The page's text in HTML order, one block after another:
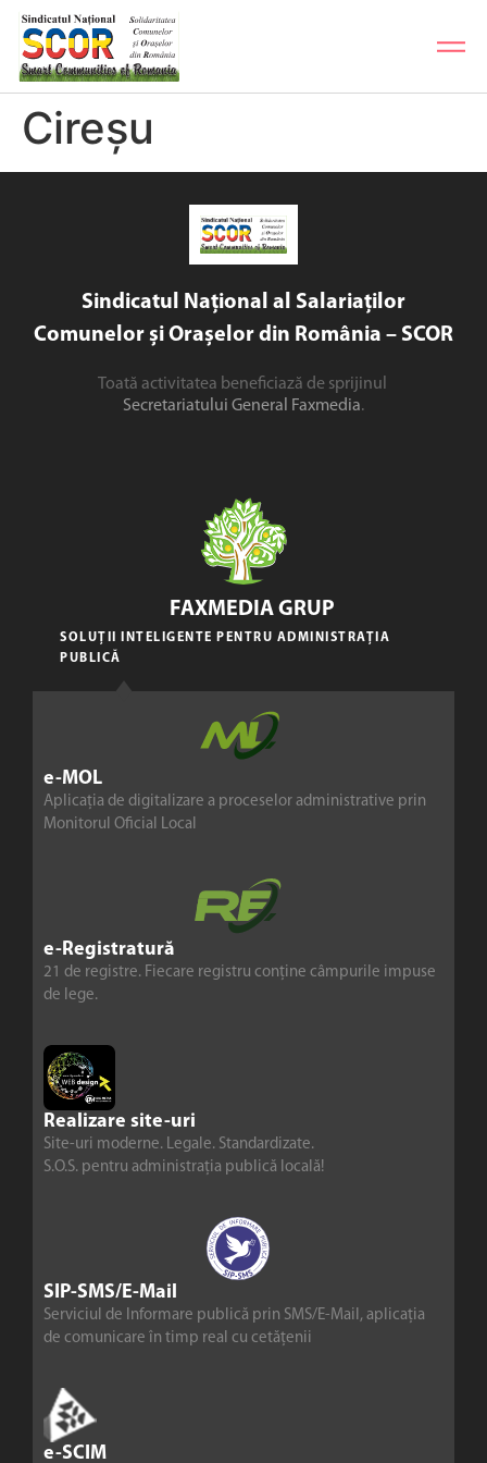
Cireșu
Sindicatul Național al Salariaților
Comunelor și Orașelor din România – SCOR
Toată activitatea beneficiază de sprijinul
Secretariatului General Faxmedia.
e-MOL
Aplicația de digitalizare a proceselor administrative prin
Monitorul Oficial Local
e-Registratură
21 de registre. Fiecare registru conține câmpurile impuse
de lege.
Realizare site-uri
Site-uri moderne. Legale. Standardizate.
S.O.S. pentru administrația publică locală!
SIP-SMS/E-Mail
Serviciul de Informare publică prin SMS/E-Mail, aplicația
de comunicare în timp real cu cetățenii
e-SCIM
FAXMEDIA GRUP
SOLUȚII INTELIGENTE PENTRU ADMINISTRAȚIA
PUBLICĂ